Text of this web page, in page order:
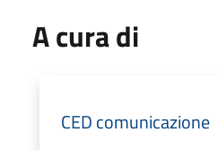
A cura di
CED comunicazione